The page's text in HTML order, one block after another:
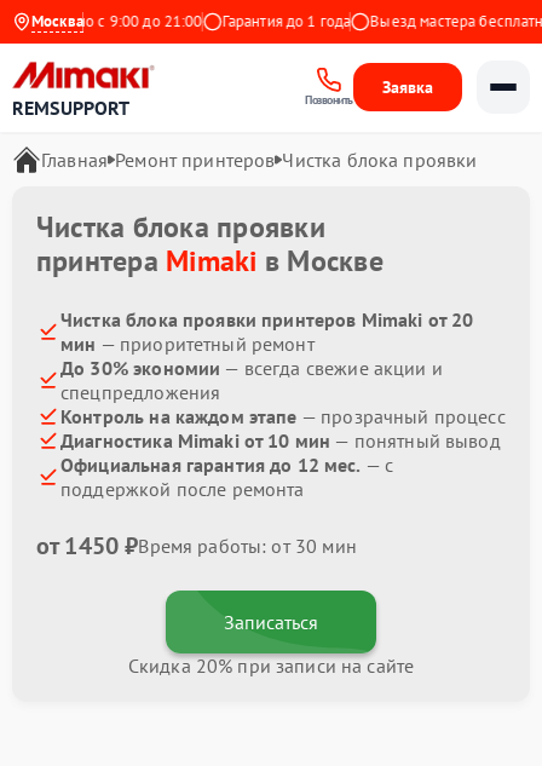
Москвас 9:00 до 21:00 Гарантия до 1 года Выезд мастера бесплатно
REMSUPPORT Позвонить
Заявка
Главная Ремонт принтеров Чистка блока проявки
Чистка блока проявки
принтера Mimaki в Москве
Чистка блока проявки принтеров Mimaki от 20
мин — приоритетный ремонт
До 30% экономии — всегда свежие акции и
спецпредложения
Контроль на каждом этапе — прозрачный процесс
Диагностика Mimaki от 10 мин — понятный вывод
Официальная гарантия до 12 мес. — с
поддержкой после ремонта
от 1450 ₽Время работы: от 30 мин
Записаться
Скидка 20% при записи на сайте